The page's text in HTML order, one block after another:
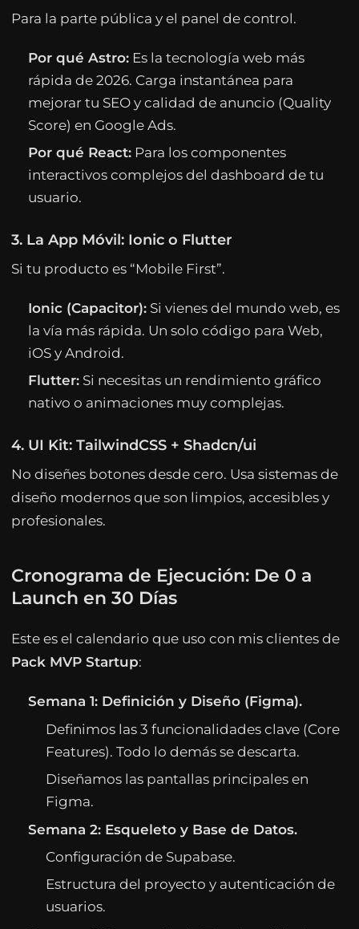
Para la parte pública y el panel de control.
Por qué Astro: Es la tecnología web más
rápida de 2026. Carga instantánea para
mejorar tu SEO y calidad de anuncio (Quality
Score) en Google Ads.
Por qué React: Para los componentes
interactivos complejos del dashboard de tu
usuario.
3. La App Móvil: Ionic o Flutter
Si tu producto es “Mobile First”.
Ionic (Capacitor): Si vienes del mundo web, es
la vía más rápida. Un solo código para Web,
iOS y Android.
Flutter: Si necesitas un rendimiento gráfico
nativo o animaciones muy complejas.
4. UI Kit: TailwindCSS + Shadcn/ui
No diseñes botones desde cero. Usa sistemas de
diseño modernos que son limpios, accesibles y
profesionales.
Cronograma de Ejecución: De 0 a
Launch en 30 Días
Este es el calendario que uso con mis clientes de
Pack MVP Startup:
Semana 1: Definición y Diseño (Figma).
Definimos las 3 funcionalidades clave (Core
Features). Todo lo demás se descarta.
Diseñamos las pantallas principales en
Figma.
Semana 2: Esqueleto y Base de Datos.
Configuración de Supabase.
Estructura del proyecto y autenticación de
usuarios.